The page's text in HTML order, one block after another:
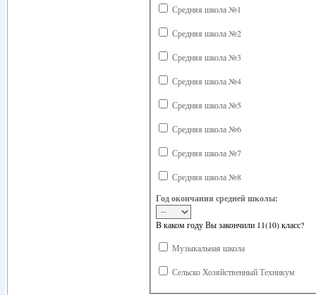
Средняя школа №1
Средняя школа №2
Средняя школа №3
Средняя школа №4
Средняя школа №5
Средняя школа №6
Средняя школа №7
Средняя школа №8
Год окончания средней школы:
В каком году Вы закончили 11(10) класс?
Музыкальная школа
Сельско Хозяйственный Техникум